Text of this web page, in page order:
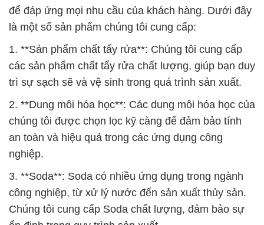
lượng sản phẩm nông nghiệp.
Tại Công ty Hóa Chất Đắc Trường Phát, chúng tôi
luôn đặt sự hài lòng của khách hàng lên hàng đầu.
Chúng tôi cam kết cung cấp các sản phẩm và dịch
vụ tốt nhất để đáp ứng mọi nhu cầu của bạn. Hãy
liên hệ với chúng tôi để biết thêm chi tiết và có cơ
hội hợp tác cùng chúng tôi trong tương lai.
# Địa chỉ cung ứng & bán Phụ Gia Chăn Nuôi Bicar
Powder þ NaHCO3 Powder
# Phân phối µ bán Phụ Gia Chăn Nuôi Bicar Powder
þ NaHCO3 Powder
# Nơi thương mại ~ phân phối Phụ Gia Chăn Nuôi
Bicar Powder þ NaHCO3 Powder